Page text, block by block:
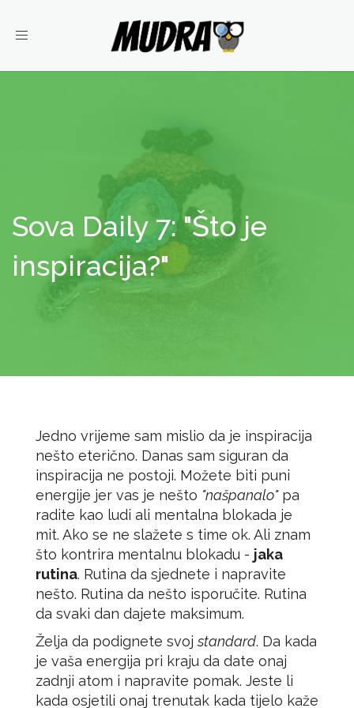
Toggle
Sova Daily 7: "Što je
inspiracija?"
Jedno vrijeme sam mislio da je inspiracija
nešto eterično. Danas sam siguran da
inspiracija ne postoji. Možete biti puni
energije jer vas je nešto "našpanalo"pa
radite kao ludi ali mentalna blokada je
mit. Ako se ne slažete s time ok. Ali znam
što kontrira mentalnu blokadu - jaka
rutina. Rutina da sjednete i napravite
nešto. Rutina da nešto isporučite. Rutina
da svaki dan dajete maksimum.
Želja da podignete svojstandard. Da kada
je vaša energija pri kraju da date onaj
zadnji atom i napravite pomak. Jeste li
kada osjetili onaj trenutak kada tijelo kaže